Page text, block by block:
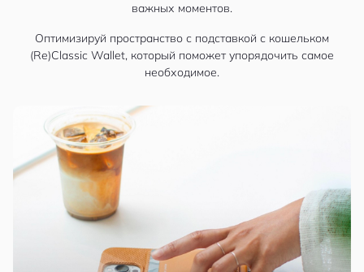
важных моментов.
Оптимизируй пространство с подставкой с кошельком
(Re)Classic Wallet, который поможет упорядочить самое
необходимое.